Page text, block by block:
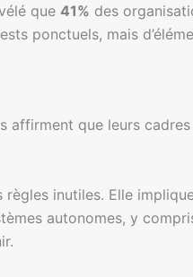
que 41% des
ponctuels, mais
affirment que leurs
inutiles. Elle
autonomes, y